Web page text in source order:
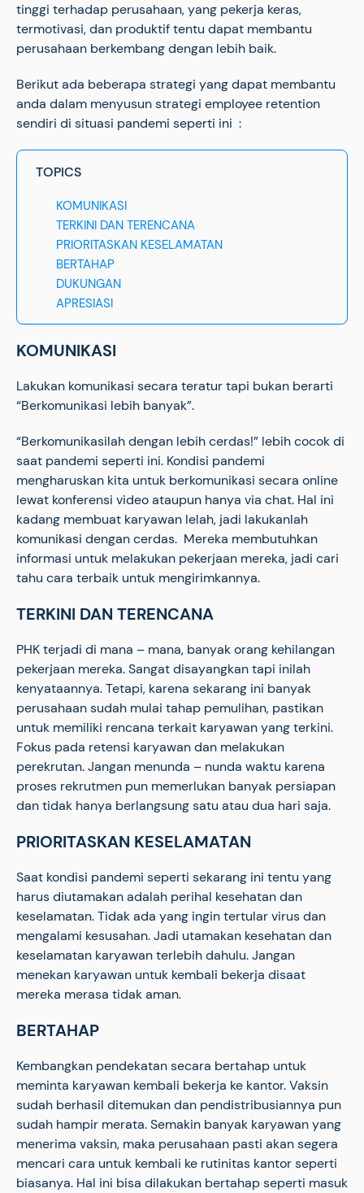
tinggi terhadap perusahaan, yang pekerja keras,
termotivasi, dan produktif tentu dapat membantu
perusahaan berkembang dengan lebih baik.
Berikut ada beberapa strategi yang dapat membantu
anda dalam menyusun strategi employee retention
sendiri di situasi pandemi seperti ini :
TOPICS
KOMUNIKASI
TERKINI DAN TERENCANA
PRIORITASKAN KESELAMATAN
BERTAHAP
DUKUNGAN
APRESIASI
KOMUNIKASI
Lakukan komunikasi secara teratur tapi bukan berarti
“Berkomunikasi lebih banyak”.
“Berkomunikasilah dengan lebih cerdas!” lebih cocok di
saat pandemi seperti ini. Kondisi pandemi
mengharuskan kita untuk berkomunikasi secara online
lewat konferensi video ataupun hanya via chat. Hal ini
kadang membuat karyawan lelah, jadi lakukanlah
komunikasi dengan cerdas. Mereka membutuhkan
informasi untuk melakukan pekerjaan mereka, jadi cari
tahu cara terbaik untuk mengirimkannya.
TERKINI DAN TERENCANA
PHK terjadi di mana – mana, banyak orang kehilangan
pekerjaan mereka. Sangat disayangkan tapi inilah
kenyataannya. Tetapi, karena sekarang ini banyak
perusahaan sudah mulai tahap pemulihan, pastikan
untuk memiliki rencana terkait karyawan yang terkini.
Fokus pada retensi karyawan dan melakukan
perekrutan. Jangan menunda – nunda waktu karena
proses rekrutmen pun memerlukan banyak persiapan
dan tidak hanya berlangsung satu atau dua hari saja.
PRIORITASKAN KESELAMATAN
Saat kondisi pandemi seperti sekarang ini tentu yang
harus diutamakan adalah perihal kesehatan dan
keselamatan. Tidak ada yang ingin tertular virus dan
mengalami kesusahan. Jadi utamakan kesehatan dan
keselamatan karyawan terlebih dahulu. Jangan
menekan karyawan untuk kembali bekerja disaat
mereka merasa tidak aman.
BERTAHAP
Kembangkan pendekatan secara bertahap untuk
meminta karyawan kembali bekerja ke kantor. Vaksin
sudah berhasil ditemukan dan pendistribusiannya pun
sudah hampir merata. Semakin banyak karyawan yang
menerima vaksin, maka perusahaan pasti akan segera
mencari cara untuk kembali ke rutinitas kantor seperti
biasanya. Hal ini bisa dilakukan bertahap seperti masuk